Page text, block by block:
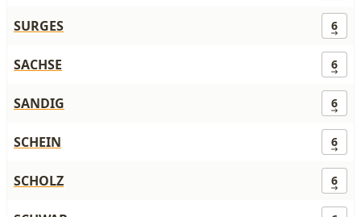
SURGES 6
SACHSE 6
SANDIG 6
SCHEIN 6
SCHOLZ 6